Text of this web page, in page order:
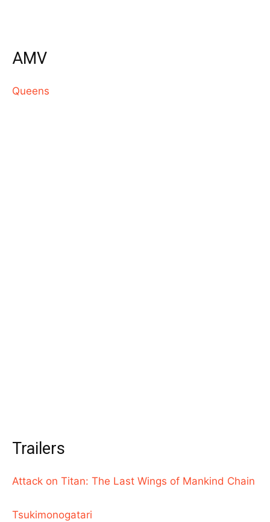
AMV
Queens
Trailers
Attack on Titan: The Last Wings of Mankind Chain
Tsukimonogatari